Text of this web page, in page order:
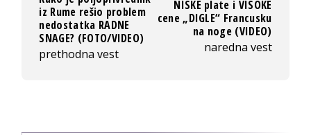
iz Rume rešio problem
nedostatka RADNE
SNAGE? (FOTO/VIDEO)
prethodna vest
NISKE plate i VISOKE
cene „DIGLE“ Francusku
na noge (VIDEO)
naredna vest